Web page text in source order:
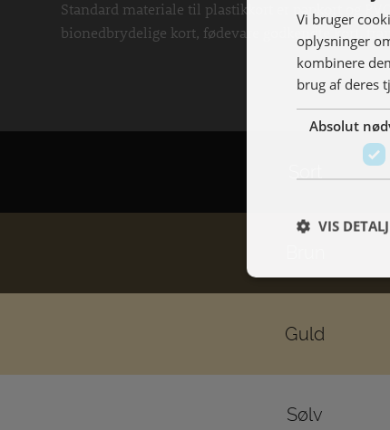
Standard materiale til plastikkort er papkort og
bionedbrydelige kort, fødevare godkendte kort,
Guld
Sølv
Vi bruger
oplysninger
kombinere
brug af deres
Absolut
VIS